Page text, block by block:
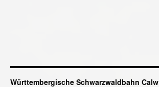
Württembergische Schwarzwaldbahn Calw